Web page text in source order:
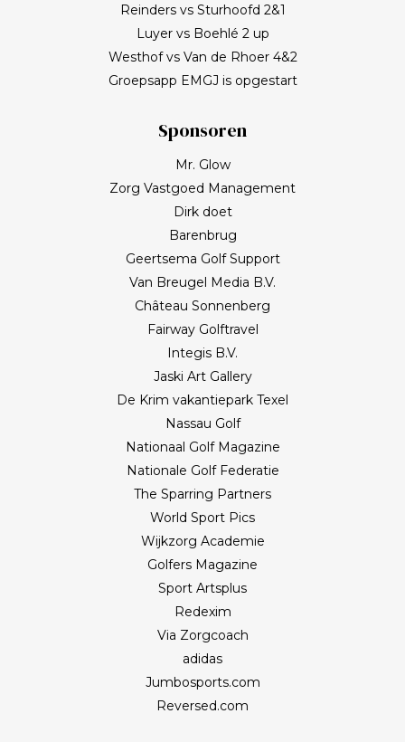
Reinders vs Sturhoofd 2&1
Luyer vs Boehlé 2 up
Westhof vs Van de Rhoer 4&2
Groepsapp EMGJ is opgestart
Sponsoren
Mr. Glow
Zorg Vastgoed Management
Dirk doet
Barenbrug
Geertsema Golf Support
Van Breugel Media B.V.
Château Sonnenberg
Fairway Golftravel
Integis B.V.
Jaski Art Gallery
De Krim vakantiepark Texel
Nassau Golf
Nationaal Golf Magazine
Nationale Golf Federatie
The Sparring Partners
World Sport Pics
Wijkzorg Academie
Golfers Magazine
Sport Artsplus
Redexim
Via Zorgcoach
adidas
Jumbosports.com
Reversed.com